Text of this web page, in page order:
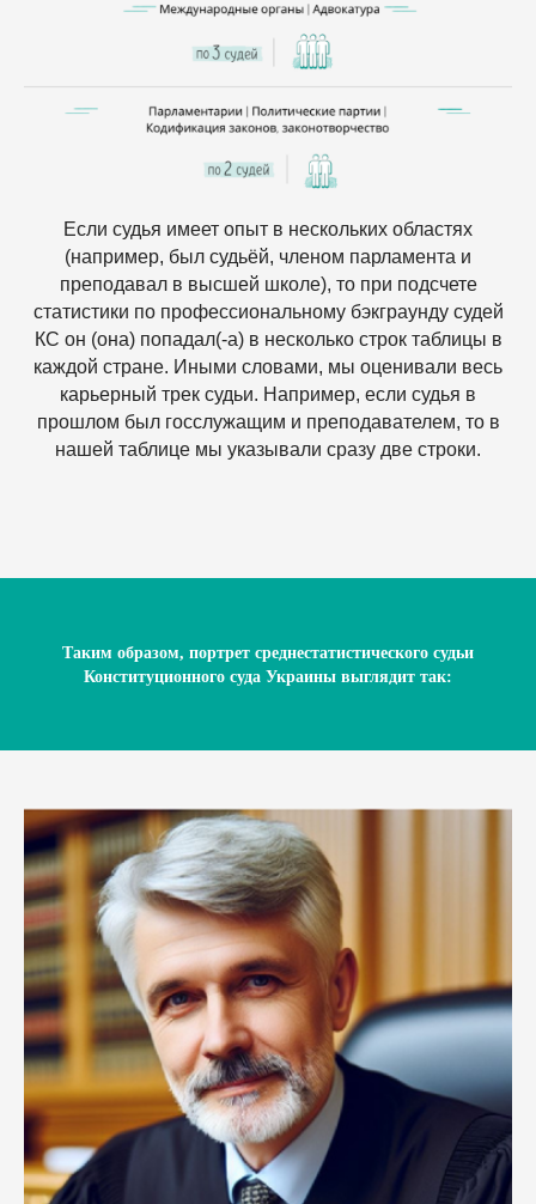
Если судья имеет опыт в нескольких областях
(например, был судьёй, членом парламента и
преподавал в высшей школе), то при подсчете
статистики по профессиональному бэкграунду судей
КС он (она) попадал(-а) в несколько строк таблицы в
каждой стране. Иными словами, мы оценивали весь
карьерный трек судьи. Например, если судья в
прошлом был госслужащим и преподавателем, то в
нашей таблице мы указывали сразу две строки.
Таким образом, портрет среднестатистического судьи
Конституционного суда Украины выглядит так: